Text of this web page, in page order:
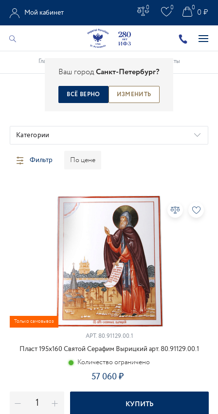
Ваш городСанкт-Петербург?
ВСЁ ВЕРНО ИЗМЕНИТЬ
Мой кабинет
0 0 0 ₽
0
Главная Пласты
ПЛАСТЫ
Категории
Фильтр По цене
Только самовывоз
АРТ.80.91129.00.1
Пласт 195х160 Святой Серафим Вырицкий арт. 80.91129.00.1
Количество ограничено
57 060
КУПИТЬ